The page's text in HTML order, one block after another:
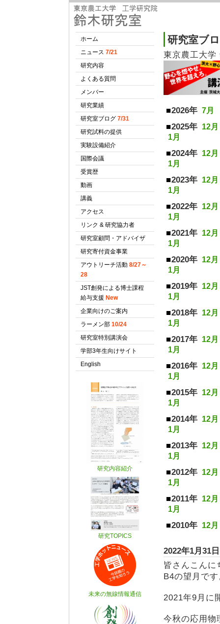
研究室ブ
東京農工大学
2026年 7月
2025年 12月
1月
2024年 12月
1月
2023年 12月
1月
2022年 12月
1月
2021年 12月
1月
2020年 12月
1月
2019年 12月
1月
2018年 12月
1月
2017年 12月
1月
2016年 12月
1月
2015年 12月
1月
2014年 12月
1月
2013年 12月
1月
2012年 12月
1月
2011年 12月
1月
2010年 12月
2022年
皆さんこんに
B4の望月で
2021年9月に
今秋の応用物